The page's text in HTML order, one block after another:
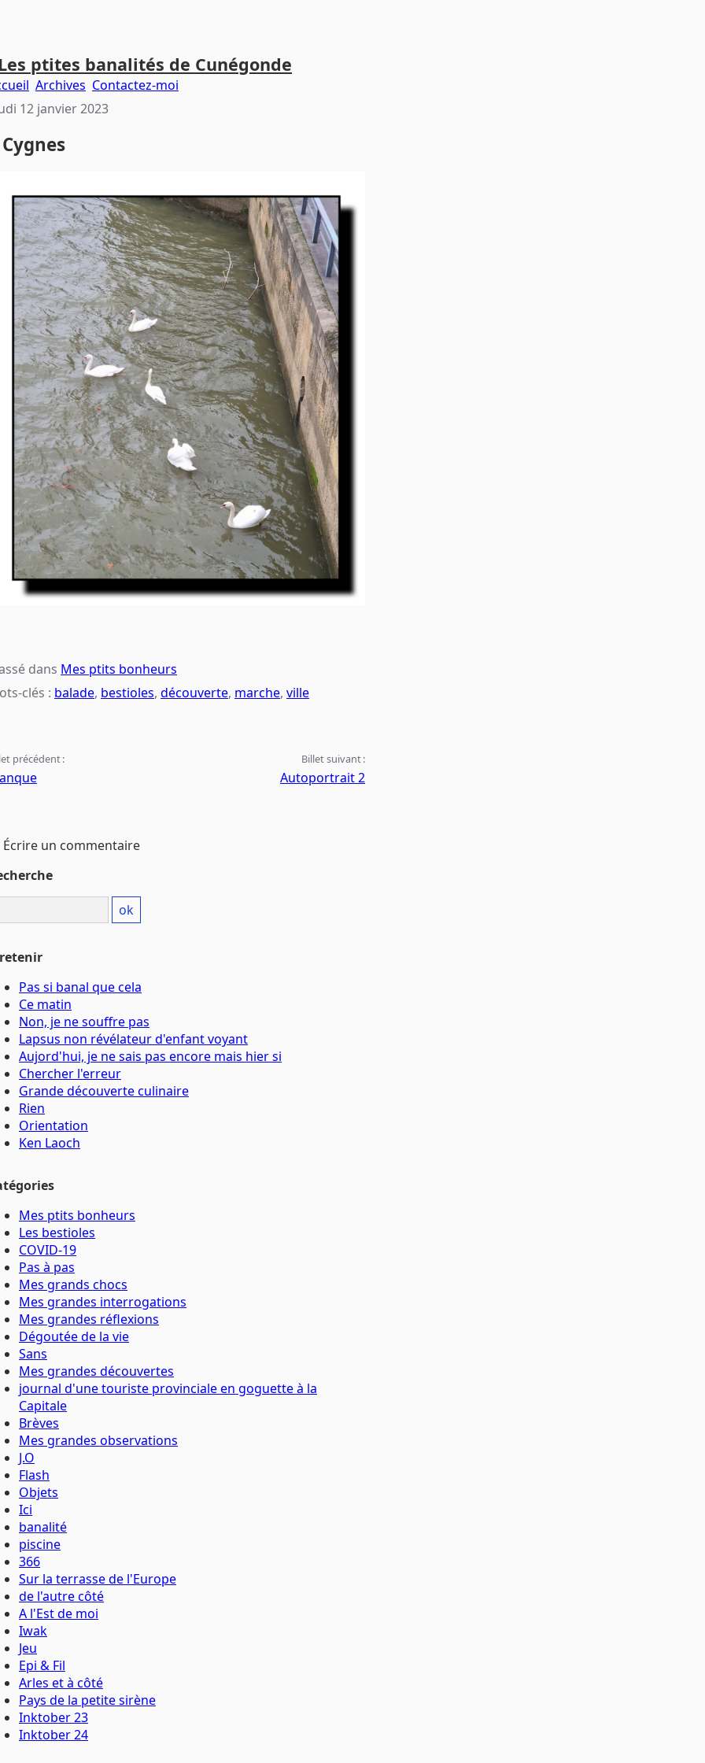
ptites banalités de Cunégonde
Archives Contactez-moi
12 janvier 2023
dans Mes ptits bonheurs
clés : balade, bestioles, découverte, marche, ville
précédent : Billet suivant :
Autoportrait 2
Écrire un commentaire
Pas si banal que cela
Ce matin
Non, je ne souffre pas
Lapsus non révélateur d'enfant voyant
Aujord'hui, je ne sais pas encore mais hier si
Chercher l'erreur
Grande découverte culinaire
Rien
Orientation
Ken Laoch
Mes ptits bonheurs
Les bestioles
COVID-19
Pas à pas
Mes grands chocs
Mes grandes interrogations
Mes grandes réflexions
Dégoutée de la vie
Sans
Mes grandes découvertes
journal d'une touriste provinciale en goguette à la
Capitale
Brèves
Mes grandes observations
J.O
Flash
Objets
Ici
banalité
piscine
366
Sur la terrasse de l'Europe
de l'autre côté
A l'Est de moi
Iwak
Jeu
Epi & Fil
Arles et à côté
Pays de la petite sirène
Inktober 23
Inktober 24